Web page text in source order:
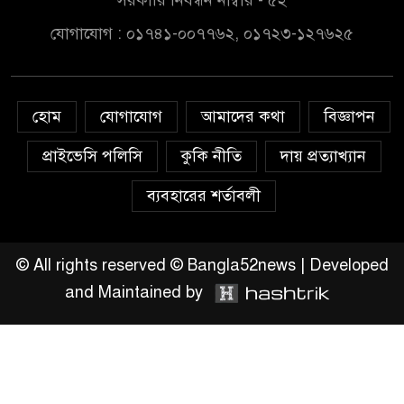
সরকার,প্রবাসীদের বিনিয়োগের
চাঁদপুরে মাটির নিচে গাঁজার ড্রাম,
মাদক কারবারি আটক
লুটপাট ও পাচারমুখী বাজেট
সংশোধনের দাবিতে ফরিদগঞ্জে
উঠান বৈঠক
যোগাযোগ : ০১৭৪১-০০৭৭৬২, ০১৭২৩-১২৭৬২৫
হোম যোগাযোগ আমাদের কথা
বিজ্ঞাপন
প্রাইভেসি পলিসি
কুকি নীতি
দায় প্রত্যাখ্যান
ব্যবহারের শর্তাবলী
© All rights reserved © Bangla52news | Developed
and Maintained by